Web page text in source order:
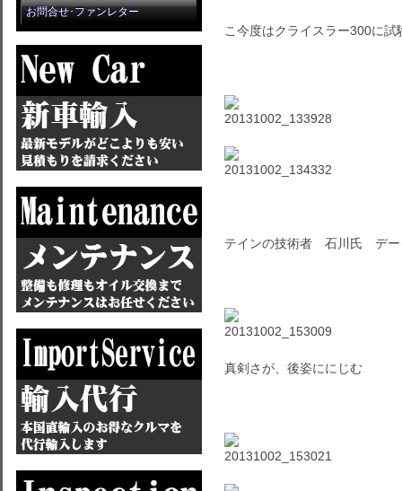
お問合せ･ファンレター
こ今度はクライスラー300に
テインの技術者 石川氏 デー
真剣さが、後姿ににじむ